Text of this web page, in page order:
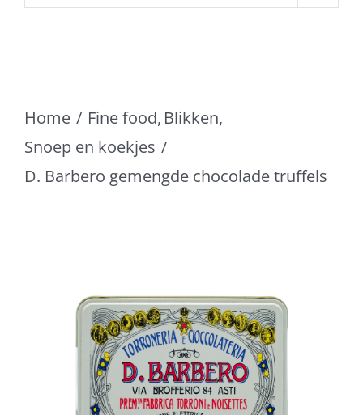
Home Fine food Blikken
Snoep en koekjes
D. Barbero gemengde chocolade truffels